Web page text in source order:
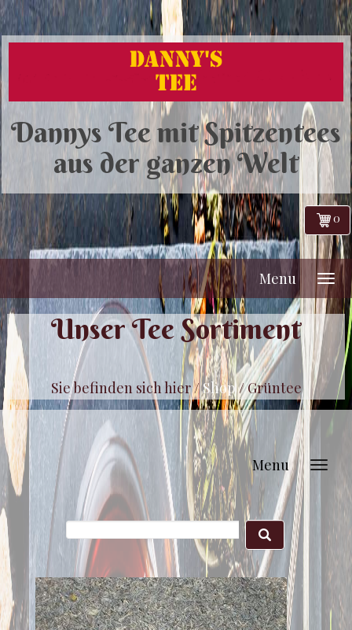
Dannys Tee mit Spitzentees
aus der ganzen Welt
0
Menu
Unser Tee Sortiment
Sie befinden sich hier /Shop/Grüntee
Menu